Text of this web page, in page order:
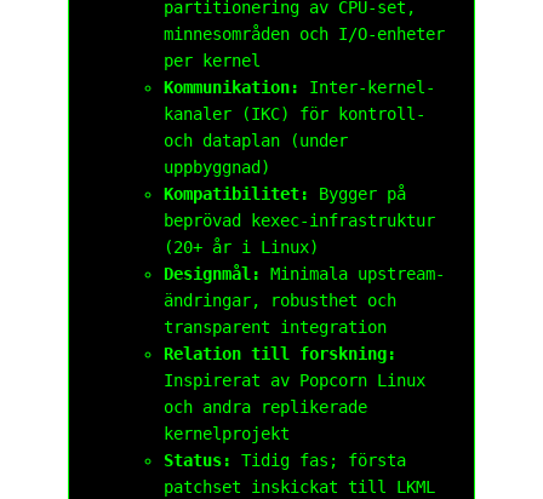
partitionering av CPU-set,
minnesområden och I/O-enheter
per kernel
Kommunikation: Inter-kernel-
kanaler (IKC) för kontroll-
och dataplan (under
uppbyggnad)
Kompatibilitet: Bygger på
beprövad kexec-infrastruktur
(20+ år i Linux)
Designmål: Minimala upstream-
ändringar, robusthet och
transparent integration
Relation till forskning:
Inspirerat av Popcorn Linux
och andra replikerade
kernelprojekt
Status: Tidig fas; första
patchset inskickat till LKML